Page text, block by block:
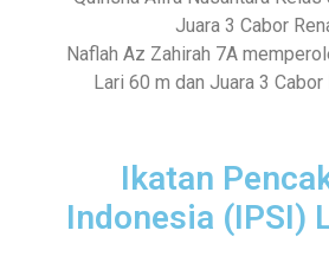
Juara 3 Cabor
Naflah Az Zahirah 7A
Lari 60 m dan Juara 3 Cabor
Ikatan
Indonesia (IPSI)